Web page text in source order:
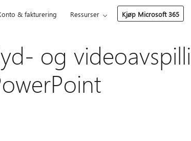
& fakturering Ressurser Kjøp Microsoft 365
og